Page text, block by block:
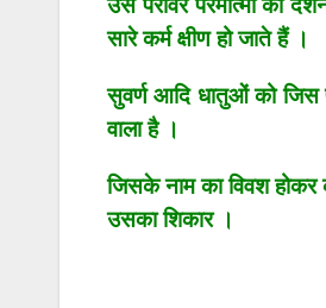
सारे कर्म क्षीण हो जाते हैं ।
सुवर्ण आदि धातुओं को जिस
वाला है ।
जिसके नाम का विवश
उसका शिकार ।